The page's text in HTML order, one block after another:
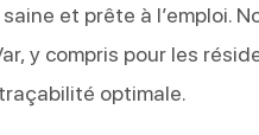
et prête à l’emploi.
y compris pour les
optimale.